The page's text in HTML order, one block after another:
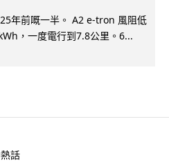
年前嘅一半。 A2 e-tron 風阻低
，一度電行到7.8公里。6...
話